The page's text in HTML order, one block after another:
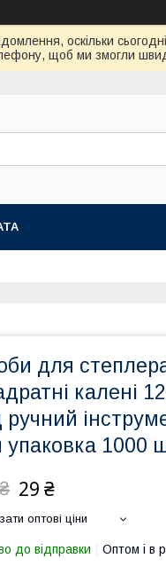
оскільки
щоб ми змогли
для
калені
ручний
1000
29 ₴
оптові ціни
до відправки Оптом і в